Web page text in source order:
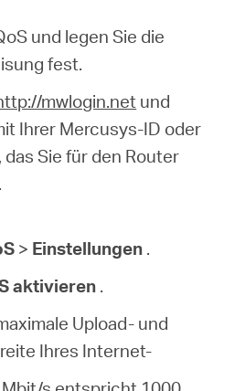
und legen Sie die
fest.
mwlogin.net und
Ihrer Mercusys-ID oder
Sie für den Router
> Einstellungen .
aktivieren .
Upload- und
Ihres Internet-